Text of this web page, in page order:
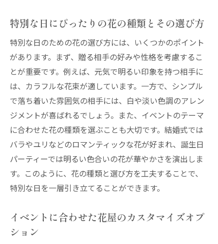
の技術
花屋が創り出す特別な日の感動的瞬間
フローラルアレンジメントを通じて花屋が特別
な日を演出
特別な日を彩るフローラルアレンジメント
の魅力
花屋のアレンジで特別な日の雰囲気を演出
思い出に残るフローラルアートを提供する
花屋
特別な日のための花屋のアレンジメント提
案
フローラルアレンジメントで瞬間を刻む花
屋の選び方
特別な日にぴったりの花の種類とその選び方
特別な日のための花の選び方には、いくつかのポイント
があります。まず、贈る相手の好みや性格を考慮するこ
とが重要です。例えば、元気で明るい印象を持つ相手に
は、カラフルな花束が適しています。一方で、シンプル
で落ち着いた雰囲気の相手には、白や淡い色調のアレン
ジメントが喜ばれるでしょう。また、イベントのテーマ
に合わせた花の種類を選ぶことも大切です。結婚式では
バラやユリなどのロマンティックな花が好まれ、誕生日
パーティーでは明るい色合いの花が華やかさを演出しま
す。このように、花の種類と選び方を工夫することで、
特別な日を一層引き立てることができます。
イベントに合わせた花屋のカスタマイズオプ
ション